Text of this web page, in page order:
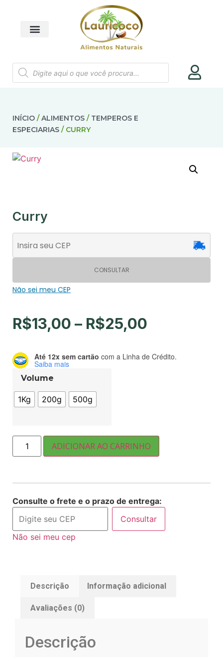
INÍCIO /ALIMENTOS / TEMPEROS E
ESPECIARIAS / CURRY
Curry
CONSULTAR
Não sei meu CEP
R$13,00 – R$25,00
Até 12x sem cartão com a Linha de Crédito.
Saiba mais
Volume
1Kg 200g 500g
ADICIONAR AO CARRINHO
Consulte o frete e o prazo de entrega:
Consultar
Não sei meu cep
Descrição Informação adicional
Avaliações (0)
Descrição